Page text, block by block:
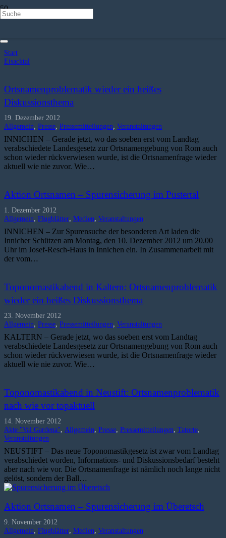
Start
Eisacktal
Ortsnamenproblematik wieder ein heißes
Diskussionsthema
19. Dezember 2012
Allgemein, Presse, Pressemitteilungen, Veranstaltungen
INNICHEN – Gerade jetzt, wo das soeben erst vom Landtag
verabschiedete Landesgesetz zur Ortsnamengebung von Rom auch
schon wieder rückverwiesen wurde, ist die Ortsnamenfrage wieder
aktuell wie nie zuvor. Wie…
Aktion Ortsnamen – Spurensicherung im Pustertal
1. Dezember 2012
Allgemein, Flugblätter, Medien, Veranstaltungen
INNICHEN – Zur Spurensuche der besonderen Art laden die
Innicher Schützen am Montag, den 10. Dezember 2012 um 20.00
Uhr im Josef-Resch-Haus in Innichen ein. In Zusammenarbeit mit
der vom…
Toponomastikabend in Kaltern: Ortsnamenproblematik
wieder ein heißes Diskussionsthema
23. November 2012
Allgemein, Presse, Pressemitteilungen, Veranstaltungen
KALTERN – Gerade jetzt, wo das soeben erst vom Landtag
verabschiedete Landesgesetz zur Ortsnamengebung von Rom auch
schon wieder rückverwiesen wurde, ist die Ortsnamenfrage wieder
aktuell wie nie zuvor. Wie…
Toponomastikabend in Neustift: Ortsnamenproblematik
nach wie vor topaktuell
14. November 2012
Akte "Val Gardena", Allgemein, Presse, Pressemitteilungen, Tatorte,
Veranstaltungen
NEUSTIFT – Das neue Toponomastikgesetz ist zwar vom Landtag
verabschiedet worden, Informations- und Diskussionsbedarf besteht
aber nach wie vor. Die Ortsnamenfrage ist nämlich noch lange nicht
gelöst, sondern der Ball…
Aktion Ortsnamen – Spurensicherung im Überetsch
9. November 2012
Allgemein, Flugblätter, Medien, Veranstaltungen